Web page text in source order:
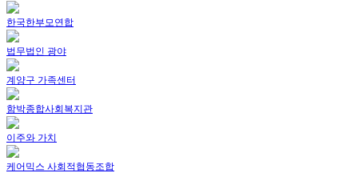
한국한부모연합
법무법인 광야
계양구 가족센터
함박종합사회복지관
이주와 가치
케어믹스 사회적협동조합